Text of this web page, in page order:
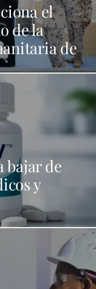
el
de la
de
bajar de
y